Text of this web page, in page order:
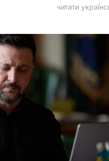
gambling
читати